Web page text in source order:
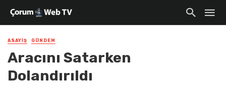
ASAYIŞ GÜNDEM
Aracını Satarken
Dolandırıldı